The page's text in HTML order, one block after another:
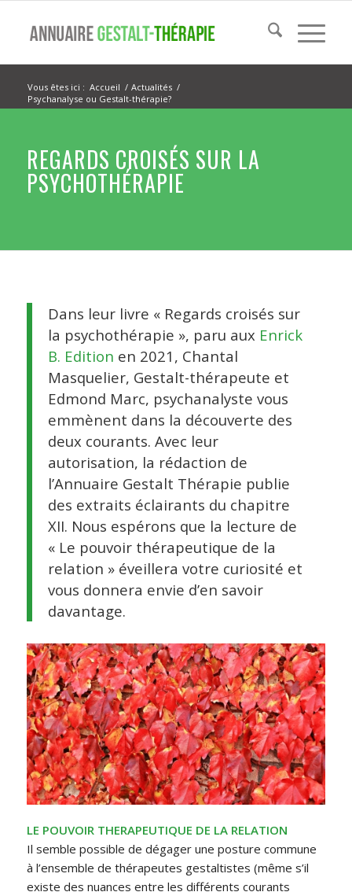
Vous êtes ici : Accueil / Actualités /
Psychanalyse ou Gestalt-thérapie?
REGARDS CROISÉS SUR LA
PSYCHOTHÉRAPIE
Dans leur livre « Regards croisés sur
la psychothérapie », paru aux Enrick
B. Edition en 2021, Chantal
Masquelier, Gestalt-thérapeute et
Edmond Marc, psychanalyste vous
emmènent dans la découverte des
deux courants. Avec leur
autorisation, la rédaction de
l’Annuaire Gestalt Thérapie publie
des extraits éclairants du chapitre
XII. Nous espérons que la lecture de
« Le pouvoir thérapeutique de la
relation » éveillera votre curiosité et
vous donnera envie d’en savoir
davantage.
LE POUVOIR THERAPEUTIQUE DE LA RELATION
Il semble possible de dégager une posture commune
à l’ensemble de thérapeutes gestaltistes (même s’il
existe des nuances entre les différents courants